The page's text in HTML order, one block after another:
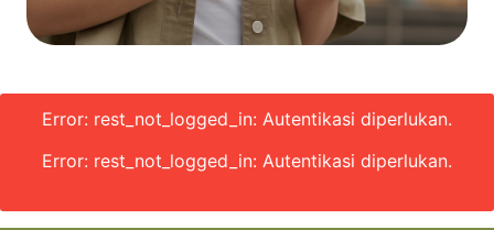
Error: rest_not_logged_in: Autentikasi diperlukan.
Error: rest_not_logged_in: Autentikasi diperlukan.